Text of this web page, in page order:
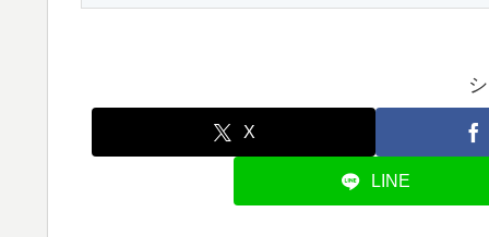
X
LINE